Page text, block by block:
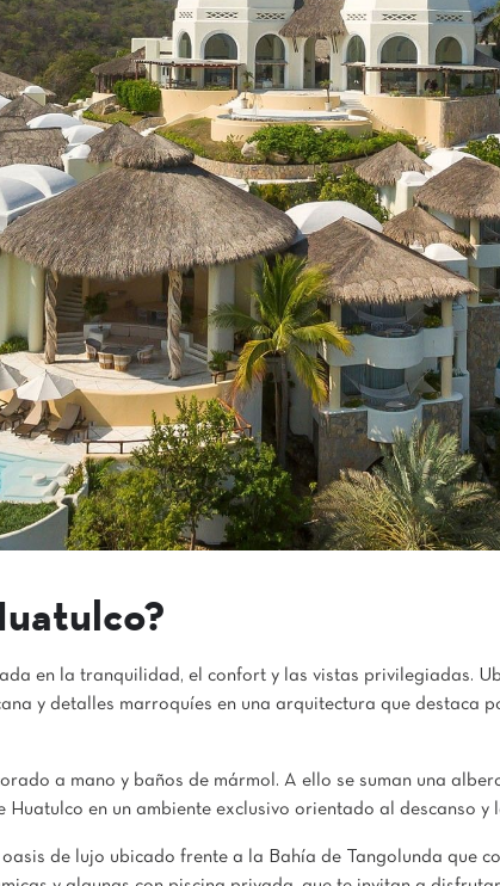
en la tranquilidad, el confort y las vistas privilegiadas.
y detalles marroquíes en una arquitectura que destaca
a mano y baños de mármol. A ello se suman una
en un ambiente exclusivo orientado al descanso y
oasis de lujo ubicado frente a la Bahía de Tangolunda que